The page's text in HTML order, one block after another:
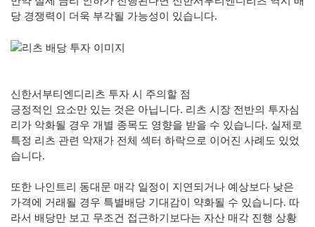
당 경쟁력이 더욱 부각될 가능성이 있습니다.
신한서부티엔디리츠 투자 시 주의할 점
긍정적인 요소만 있는 것은 아닙니다. 리츠 시장 전반의 투자심
리가 악화될 경우 개별 종목도 영향을 받을 수 있습니다. 실제로
특정 리츠 관련 악재가 전체 섹터 하락으로 이어진 사례도 있었
습니다.
또한 나인트리 동대문 매각 일정이 지연되거나 예상보다 낮은
가격에 거래될 경우 특별배당 기대감이 약화될 수 있습니다. 따
라서 배당만 보고 무조건 접근하기보다는 자산 매각 진행 상황